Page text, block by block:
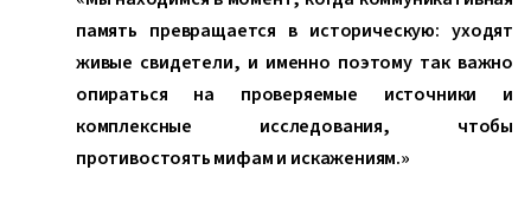
память превращается в историческую: уходят
живые свидетели, и именно поэтому так важно
опираться на проверяемые источники и
комплексные исследования, чтобы
противостоять мифам и искажениям.»